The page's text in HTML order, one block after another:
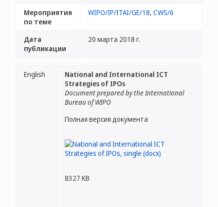
Мероприятия
по теме
WIPO/IP/ITAI/GE/18, CWS/6
Дата
публикации
20 марта 2018 г.
English
National and International ICT
Strategies of IPOs
Document prepared by the International
Bureau of WIPO
Полная версия документа
8327 KB